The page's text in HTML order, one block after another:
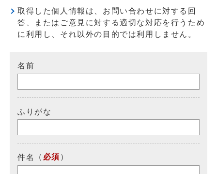
取得した個人情報は、お問い合わせに対する回
答、またはご意見に対する適切な対応を行うため
に利用し、それ以外の目的では利用しません。
名前
ふりがな
件名 （ 必須 ）